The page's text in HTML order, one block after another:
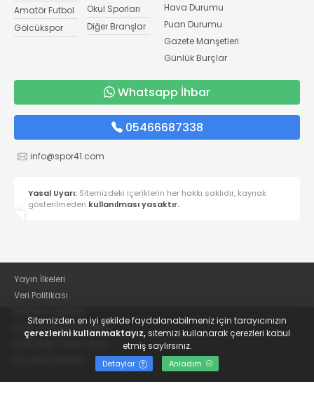
Amatör Futbol
Gölcükspor
Okul Sporları
Diğer Branşlar
Hava Durumu
Puan Durumu
Gazete Manşetleri
Günlük Burçlar
Whatsapp İhbar
05466687338
info@spor41.com
Yasal Uyarı: Sitemizdeki içeriklerin her hakkı saklıdır, kaynak
gösterilmeden kullanılması yasaktır.
Yayın İlkeleri
Veri Politikası
KVKK Aydınlatma Metni
Sitemizden en iyi şekilde faydalanabilmeniz için tarayıcınızın
çerezlerini kullanmaktayız,sitemizi kullanarak çerezleri kabul
etmiş saylırsınız.
Detaylar Anladım